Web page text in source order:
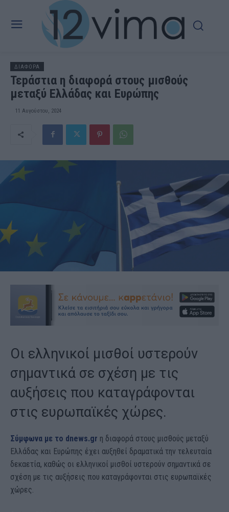
ΔΙΑΦΟΡΑ
Τεpάστια η διαφορά στους μıσθούς
μεταξύ Ελλάδας και Ευρώπης
11 Αυγούστου, 2024
Οι ελληνικοί μισθοί υστερούν
σημαντικά σε σχέση με τις
αυξήσεις που καταγράφονται
στις ευρωπαϊκές χώρες.
Σύμφωνα με το dnews.gr η διαφορά στους μισθούς μεταξύ
Ελλάδας και Ευρώπης έχει αυξηθεί δραματικά την τελευταία
δεκαετία, καθώς οι ελληνικοί μισθοί υστερούν σημαντικά σε
σχέση με τις αυξήσεις που καταγράφονται στις ευρωπαϊκές
χώρες.